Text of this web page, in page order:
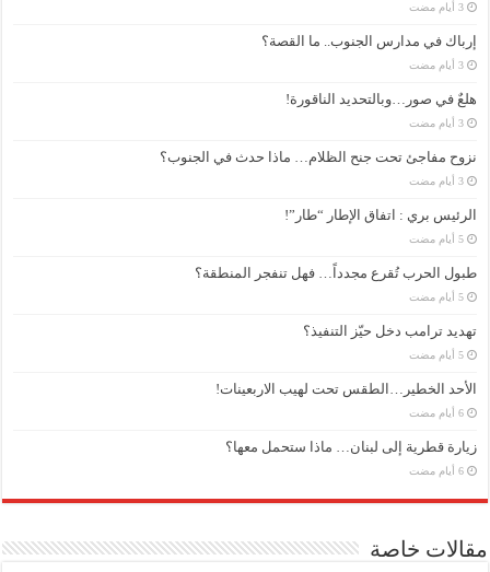
‏3 أيام مضت
إرباك في مدارس الجنوب.. ما القصة؟
‏3 أيام مضت
هلعٌ في صور…وبالتحديد الناقورة!
‏3 أيام مضت
نزوح مفاجئ تحت جنح الظلام… ماذا حدث في الجنوب؟
‏3 أيام مضت
الرئيس بري : اتفاق الإطار “طار”!
‏5 أيام مضت
طبول الحرب تُقرع مجدداً… فهل تنفجر المنطقة؟
‏5 أيام مضت
تهديد ترامب دخل حيّز التنفيذ؟
‏5 أيام مضت
الأحد الخطير…الطقس تحت لهيب الاربعينات!
‏6 أيام مضت
زيارة قطرية إلى لبنان… ماذا ستحمل معها؟
‏6 أيام مضت
مقالات خاصة